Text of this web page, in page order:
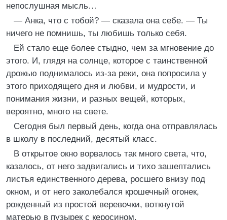
непослушная мысль…
— Анка, что с тобой? — сказала она себе. — Ты
ничего не помнишь, ты любишь только себя.
Ей стало еще более стыдно, чем за мгновение до
этого. И, глядя на солнце, которое с таинственной
дрожью поднималось из-за реки, она попросила у
этого приходящего дня и любви, и мудрости, и
понимания жизни, и разных вещей, которых,
вероятно, много на свете.
Сегодня был первый день, когда она отправлялась
в школу в последний, десятый класс.
В открытое окно ворвалось так много света, что,
казалось, от него задвигались и тихо зашептались
листья единственного дерева, росшего внизу под
окном, и от него заколебался крошечный огонек,
рожденный из простой веревочки, воткнутой
матерью в пузырек с керосином.